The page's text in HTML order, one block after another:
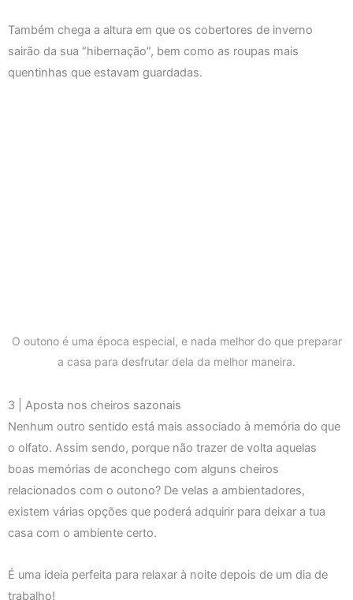
Também chega a altura em que os cobertores de inverno
sairão da sua “hibernação”, bem como as roupas mais
quentinhas que estavam guardadas.
O outono é uma época especial, e nada melhor do que preparar
a casa para desfrutar dela da melhor maneira.
3 | Aposta nos cheiros sazonais
Nenhum outro sentido está mais associado à memória do que
o olfato. Assim sendo, porque não trazer de volta aquelas
boas memórias de aconchego com alguns cheiros
relacionados com o outono? De velas a ambientadores,
existem várias opções que poderá adquirir para deixar a tua
casa com o ambiente certo.
É uma ideia perfeita para relaxar à noite depois de um dia de
trabalho!